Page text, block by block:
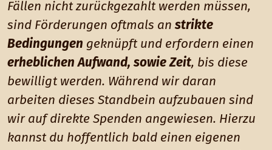
Fällen nicht zurückgezahlt werden müssen,
sind Förderungen oftmals an strikte
Bedingungen geknüpft und erfordern einen
erheblichen Aufwand, sowie Zeit, bis diese
bewilligt werden. Während wir daran
arbeiten dieses Standbein aufzubauen sind
wir auf direkte Spenden angewiesen. Hierzu
kannst du hoffentlich bald einen eigenen